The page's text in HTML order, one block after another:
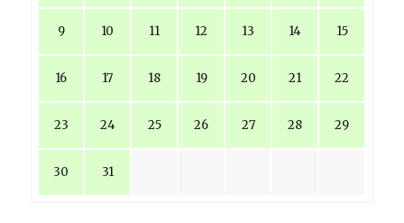
9 10 11 12 13 14 15
16 17 18 19 20 21 22
23 24 25 26 27 28 29
30 31